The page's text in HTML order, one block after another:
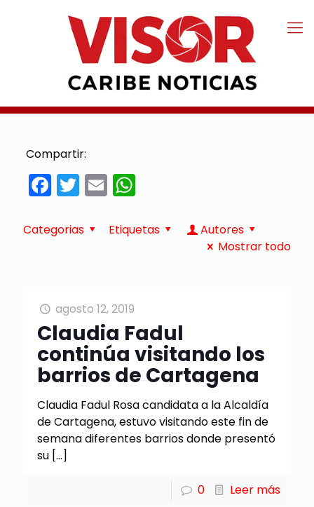
Compartir:
Facebook
Twitter
EmailWhatsApp
Categorias Etiquetas
Autores
Mostrar todo
agosto 12, 2019
Claudia Fadul
continúa visitando los
barrios de Cartagena
Claudia Fadul Rosa candidata a la Alcaldía
de Cartagena, estuvo visitando este fin de
semana diferentes barrios donde presentó
su […]
0 Leer más